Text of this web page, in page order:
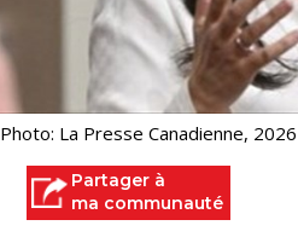
Photo: La Presse Canadienne, 2026
Partager à
ma communauté